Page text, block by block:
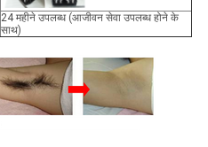
24 महीने उपलब्ध (आजीवन सेवा उपलब्ध होने के
साथ)